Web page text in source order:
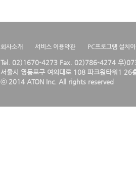
회사소개 서비스 이용약관 PC프로그램 설치
Tel. 02)1670-4273 Fax. 02)786-4274 우
서울시 영등포구 여의대로 108 파크원타워1 26
ⓒ 2014 ATON Inc. All rights reserved